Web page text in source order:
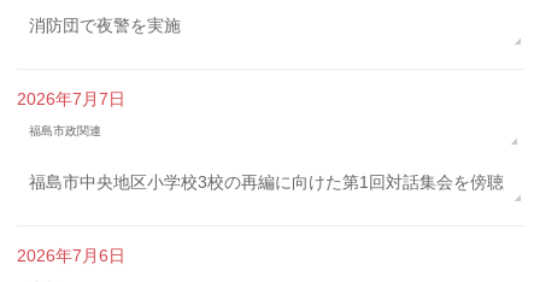
消防団で夜警を実施
2026年7月7日
福島市政関連
福島市中央地区小学校3校の再編に向けた第1回対話集会を傍聴
2026年7月6日